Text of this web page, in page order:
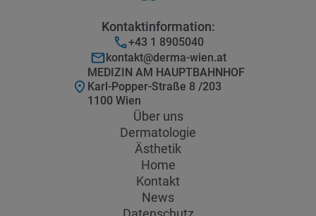
Kontaktinformation:
+43 1 8905040
kontakt@derma-wien.at
MEDIZIN AM HAUPTBAHNHOF
Karl-Popper-Straße 8 /203
1100 Wien
Über uns
Dermatologie
Ästhetik
Home
Kontakt
News